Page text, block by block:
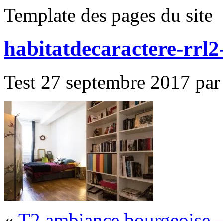
Template des pages du site
habitatdecaractere-
Test 27 septembre 2017